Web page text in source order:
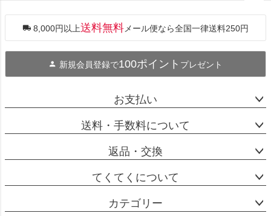
ジト
へ
8,000円以上送料無料 メール便なら全国一律送料250円
新規会員登録で100ポイント プレゼント
お支払い
送料・手数料について
返品・交換
てくてくについて
カテゴリー